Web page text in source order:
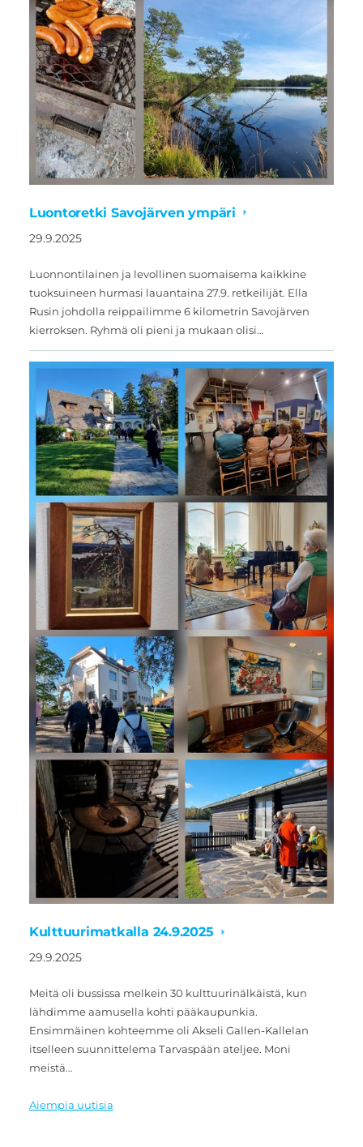
Luontoretki Savojärven ympäri
29.9.2025
Luonnontilainen ja levollinen suomaisema kaikkine
tuoksuineen hurmasi lauantaina 27.9. retkeilijät. Ella
Rusin johdolla reippailimme 6 kilometrin Savojärven
kierroksen. Ryhmä oli pieni ja mukaan olisi…
Kulttuurimatkalla 24.9.2025
29.9.2025
Meitä oli bussissa melkein 30 kulttuurinälkäistä, kun
lähdimme aamusella kohti pääkaupunkia.
Ensimmäinen kohteemme oli Akseli Gallen-Kallelan
itselleen suunnittelema Tarvaspään ateljee. Moni
meistä…
Aiempia uutisia